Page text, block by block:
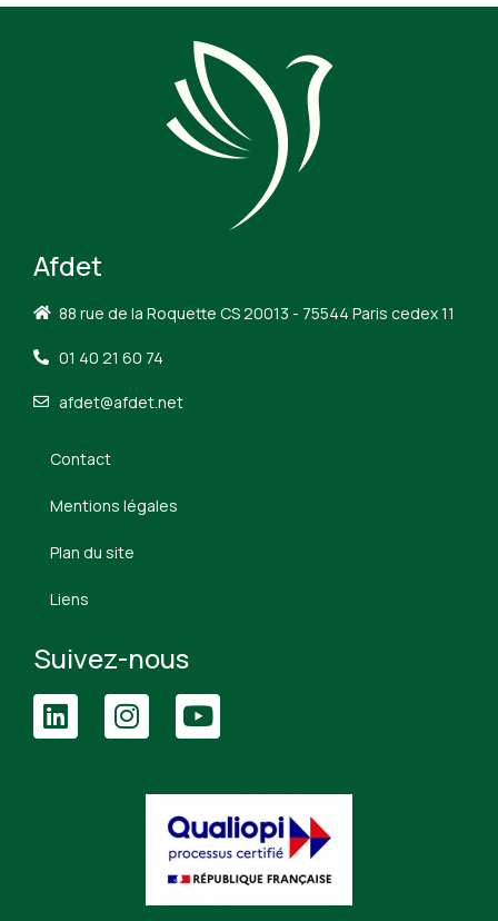
Afdet
88 rue de la Roquette CS 20013 - 75544 Paris cedex 11
01 40 21 60 74
afdet@afdet.net
Contact
Mentions légales
Plan du site
Liens
Suivez-nous